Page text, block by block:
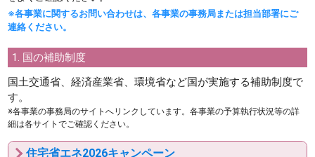
※各事業に関するお問い合わせは、各事業の事務局または担当部署にご
連絡ください。
1. 国の補助制度
国土交通省、経済産業省、環境省など国が実施する補助制度で
す。
※各事業の事務局のサイトへリンクしています。各事業の予算執行状況等の詳
細は各サイトでご確認ください。
住宅省エネ2026キャンペーン